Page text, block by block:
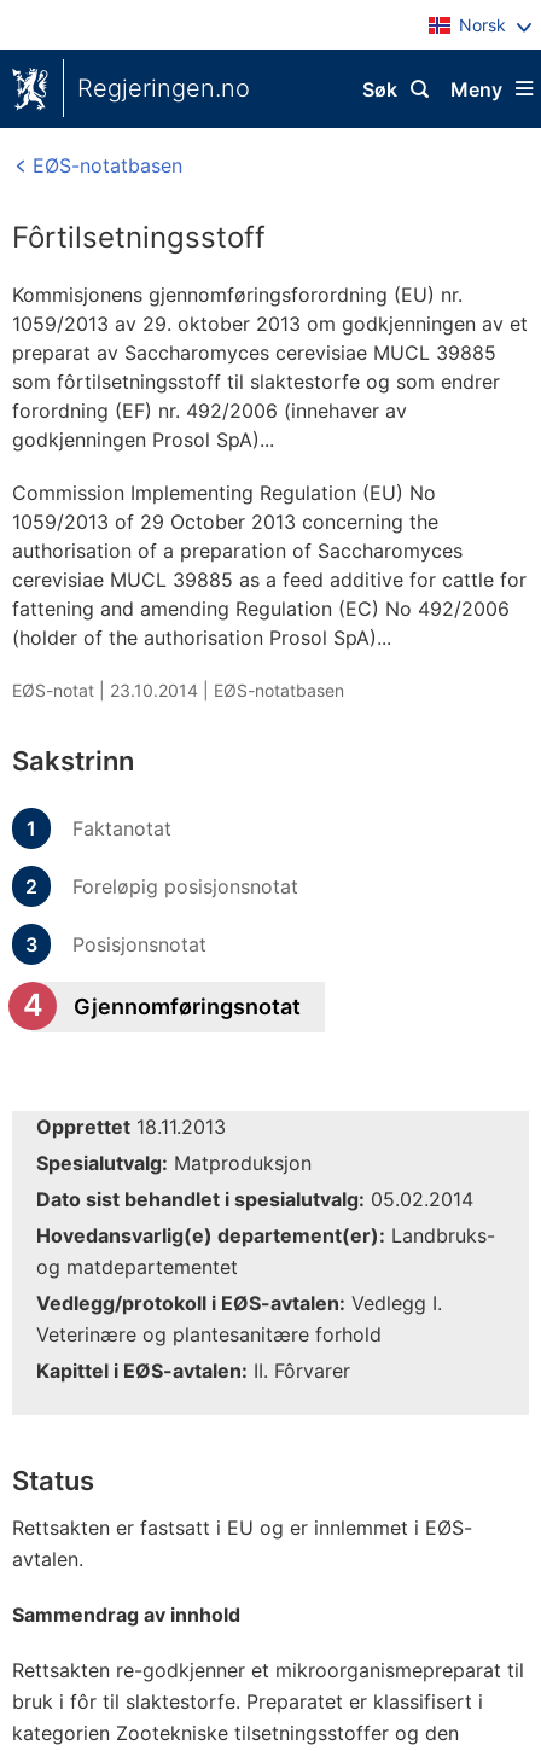
Norsk
Regjeringen.no Meny
Søk
EØS-notatbasen
Fôrtilsetningsstoff
Kommisjonens gjennomføringsforordning (EU) nr.
1059/2013 av 29. oktober 2013 om godkjenningen av et
preparat av Saccharomyces cerevisiae MUCL 39885
som fôrtilsetningsstoff til slaktestorfe og som endrer
forordning (EF) nr. 492/2006 (innehaver av
godkjenningen Prosol SpA)...
Commission Implementing Regulation (EU) No
1059/2013 of 29 October 2013 concerning the
authorisation of a preparation of Saccharomyces
cerevisiae MUCL 39885 as a feed additive for cattle for
fattening and amending Regulation (EC) No 492/2006
(holder of the authorisation Prosol SpA)...
EØS-notat | 23.10.2014 EØS-notatbasen
Sakstrinn
Faktanotat
Foreløpig posisjonsnotat
Posisjonsnotat
Gjennomføringsnotat
Opprettet 18.11.2013
Spesialutvalg: Matproduksjon
Dato sist behandlet i spesialutvalg: 05.02.2014
Hovedansvarlig(e) departement(er): Landbruks-
og matdepartementet
Vedlegg/protokoll i EØS-avtalen: Vedlegg I.
Veterinære og plantesanitære forhold
Kapittel i EØS-avtalen: II. Fôrvarer
Status
Rettsakten er fastsatt i EU og er innlemmet i EØS-
avtalen.
Sammendrag av innhold
Rettsakten re-godkjenner et mikroorganismepreparat til
bruk i fôr til slaktestorfe. Preparatet er klassifisert i
kategorien Zootekniske tilsetningsstoffer og den